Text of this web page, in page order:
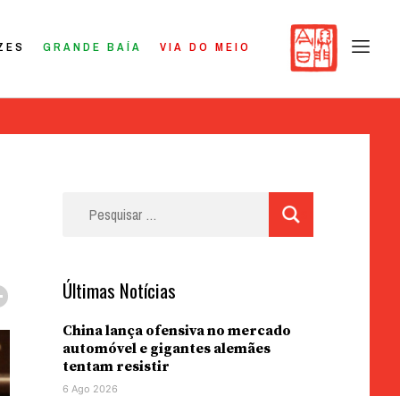
GRANDE BAÍA VIA DO MEIO
Últimas Notícias
China lança ofensiva no mercado
automóvel e gigantes alemães
tentam resistir
6 Ago 2026